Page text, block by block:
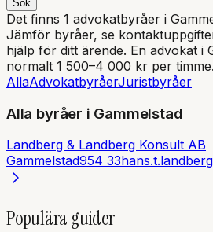
Sök
Det finns 1 advokatbyråer i
Jämför byråer, se
hjälp för ditt ärende. En advokat i
normalt 1 500–4 000 kr per timme.
AllaAdvokatbyråerJuristbyråer
Alla byråer i Gammelstad
Landberg & Landberg Konsult AB
Gammelstad954 33
Populära guider